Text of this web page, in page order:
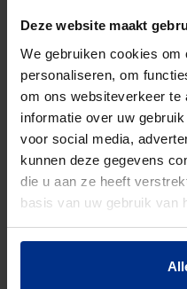
Deze website maakt
We gebruiken cookies
personaliseren, om
om ons websiteverkeer te
informatie over uw
voor social media,
kunnen deze gegevens
die u aan ze heeft
basis van uw gebruik van
Geschikt voor
Geschikt voor
Geschikt voor
Geschikt voor
Geschikt voor
PRODUCTEN